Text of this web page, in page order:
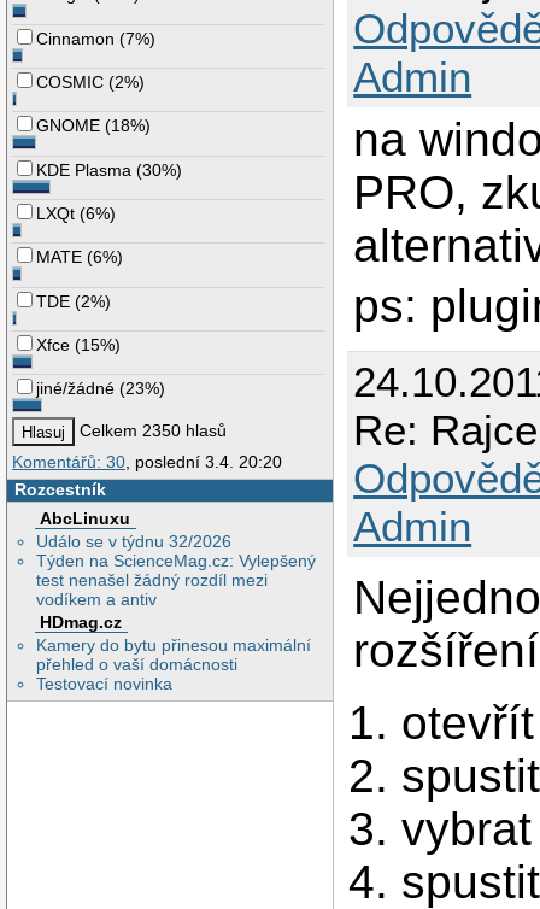
Cinnamon (7%)
COSMIC (2%)
GNOME (18%)
KDE Plasma (30%)
LXQt (6%)
MATE (6%)
TDE (2%)
Xfce (15%)
jiné/žádné (23%)
Celkem 2350 hlasů
Komentářů: 30 , poslední 3.4. 20:20
Rozcestník
AbcLinuxu
Událo se v týdnu 32/2026
Týden na ScienceMag.cz: Vylepšený
test nenašel žádný rozdíl mezi
vodíkem a antiv
HDmag.cz
Kamery do bytu přinesou maximální
přehled o vaší domácnosti
Testovací novinka
Admin
na
PRO,
ps:
Re:
Admin